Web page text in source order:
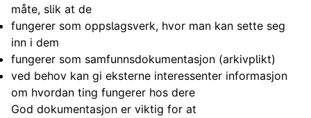
måte, slik at de
fungerer som oppslagsverk, hvor man kan sette seg
inn i dem
fungerer som samfunnsdokumentasjon (arkivplikt)
ved behov kan gi eksterne interessenter informasjon
om hvordan ting fungerer hos dere
God dokumentasjon er viktig for at